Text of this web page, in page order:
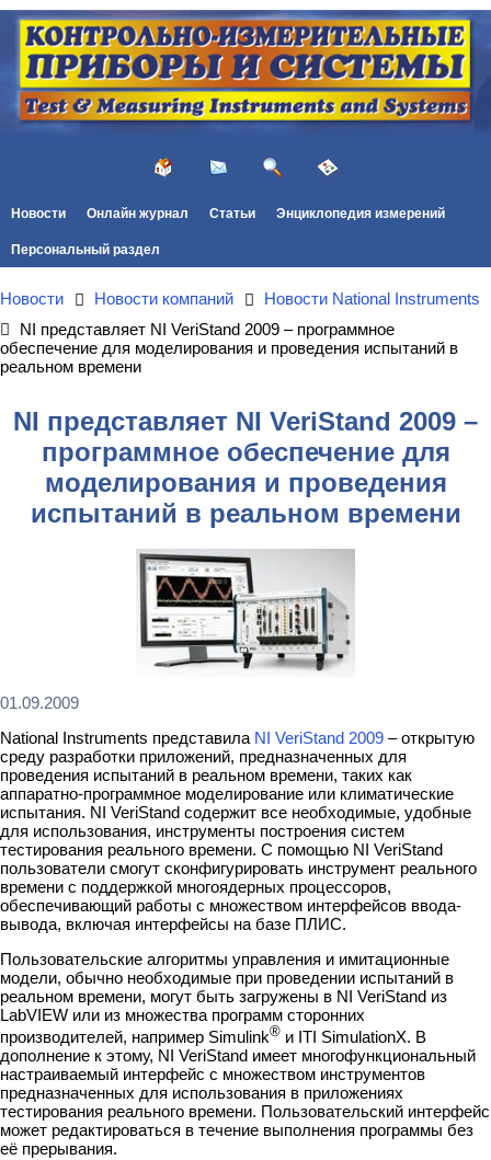
Новости Онлайн журнал Статьи Энциклопедия измерений
Персональный раздел
Новости Новости компаний
Новости National Instruments
NI представляет NI VeriStand 2009 – программное
обеспечение для моделирования и проведения испытаний в
реальном времени
NI представляет NI VeriStand 2009 –
программное обеспечение для
моделирования и проведения
испытаний в реальном времени
01.09.2009
National Instruments представила NI VeriStand 2009 – открытую
среду разработки приложений, предназначенных для
проведения испытаний в реальном времени, таких как
аппаратно-программное моделирование или климатические
испытания. NI VeriStand содержит все необходимые, удобные
для использования, инструменты построения систем
тестирования реального времени. С помощью NI VeriStand
пользователи смогут сконфигурировать инструмент реального
времени с поддержкой многоядерных процессоров,
обеспечивающий работы с множеством интерфейсов ввода-
вывода, включая интерфейсы на базе ПЛИС.
Пользовательские алгоритмы управления и имитационные
модели, обычно необходимые при проведении испытаний в
реальном времени, могут быть загружены в NI VeriStand из
LabVIEW или из множества программ сторонних
производителей, например Simulink® и ITI SimulationX. В
дополнение к этому, NI VeriStand имеет многофункциональный
настраиваемый интерфейс с множеством инструментов
предназначенных для использования в приложениях
тестирования реального времени. Пользовательский интерфейс
может редактироваться в течение выполнения программы без
её прерывания.